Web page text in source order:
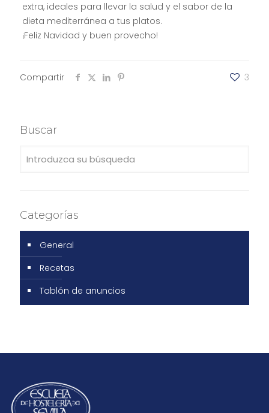
extra, ideales para llevar la salud y el sabor de la
dieta mediterránea a tus platos.
¡Feliz Navidad y buen provecho!
Compartir 3
Buscar
Categorías
General
Recetas
Tablón de anuncios